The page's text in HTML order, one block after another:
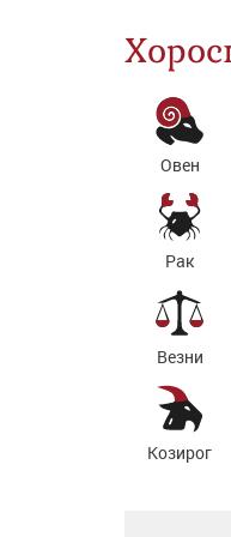
Овен
Рак
Везни
Козирог